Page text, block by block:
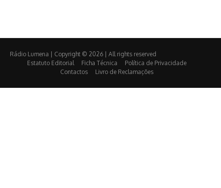
Rádio Lumena | Copyright © 2026 | All rights reserved
Estatuto Editorial
Ficha Técnica
Política de Privacidade
Contactos
Livro de Reclamações